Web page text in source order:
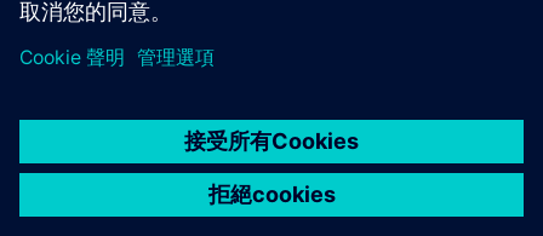
explore
提供報價